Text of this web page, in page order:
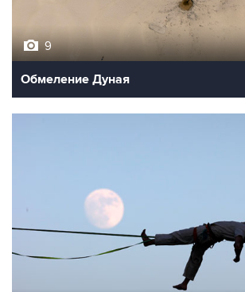
9
Обмеление Дуная